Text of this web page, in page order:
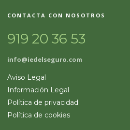
CONTACTA CON NOSOTROS
919 20 36 53
info@iedelseguro.com
Aviso Legal
Información Legal
Política de privacidad
Política de cookies